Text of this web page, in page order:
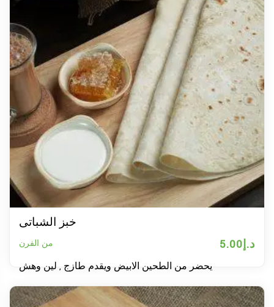
خبز الشباتى
من الفرن د.إ5.00
يحضر من الطحين الابيض ويقدم طازج , لين وهش